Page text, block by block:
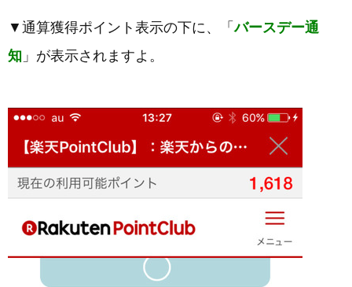
▼通算獲得ポイント表示の下に、「バースデー通
知 」が表示されますよ。